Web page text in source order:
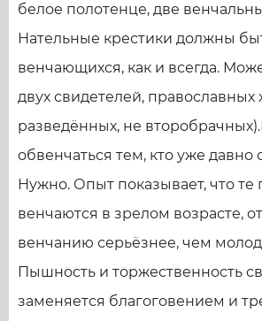
белое полотенце, две
Нательные крестики должны
венчающихся, как и всегда.
двух свидетелей, православных
разведённых, не
обвенчаться тем, кто уже давно
Нужно. Опыт показывает, что те
венчаются в зрелом возрасте,
венчанию серьёзнее, чем
Пышность и торжественность
заменяется благоговением и